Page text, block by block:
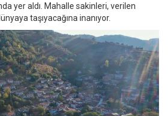
yer aldı. Mahalle sakinleri, verilen
taşıyacağına inanıyor.